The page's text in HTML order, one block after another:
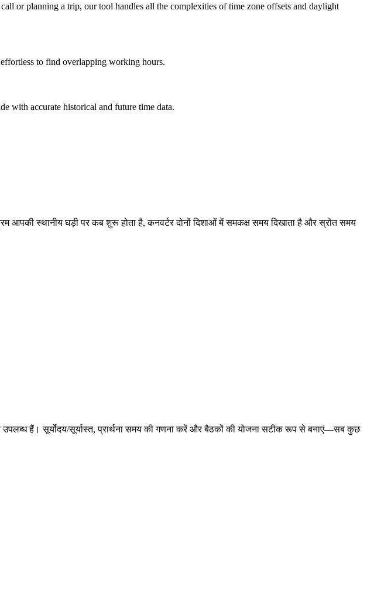
or planning a trip, our tool handles all the complexities of time zone offsets and daylight
to find overlapping working hours.
with accurate historical and future time data.
आपकी स्थानीय घड़ी पर कब शुरू होता है, कनवर्टर दोनों दिशाओं में समकक्ष समय दिखाता है और स्रोत समय
हैं। सूर्योदय/सूर्यास्त, प्रार्थना समय की गणना करें और बैठकों की योजना सटीक रूप से बनाएं—सब कुछ